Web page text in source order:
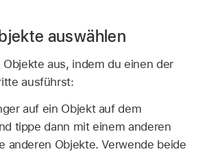
auswählen
Objekte aus, indem du einen der
ausführst:
auf ein Objekt auf dem
tippe dann mit einem anderen
anderen Objekte. Verwende beide